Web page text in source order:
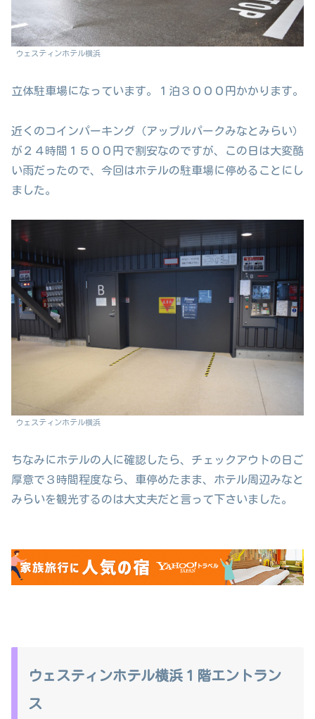
ウェスティンホテル横浜
立体駐車場になっています。１泊３０００円かかります。
近くのコインパーキング（アップルパークみなとみらい）
が２４時間１５００円で割安なのですが、この日は大変酷
い雨だったので、今回はホテルの駐車場に停めることにし
ました。
ウェスティンホテル横浜
ちなみにホテルの人に確認したら、チェックアウトの日ご
厚意で３時間程度なら、車停めたまま、ホテル周辺みなと
みらいを観光するのは大丈夫だと言って下さいました。
ウェスティンホテル横浜１階エントラン
ス